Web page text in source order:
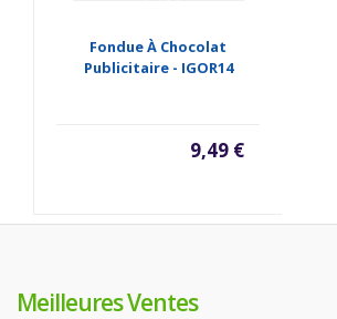
Fondue À Chocolat
Publicitaire - IGOR14
9,49 €
Meilleures Ventes